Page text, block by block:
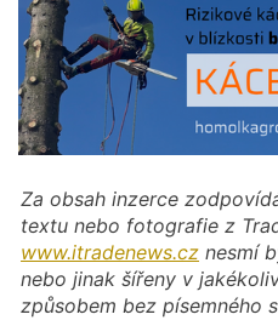
Za obsah inzerce
textu nebo fotografie z
www.itradenews.cz nesmí
nebo jinak šířeny v
způsobem bez písemného